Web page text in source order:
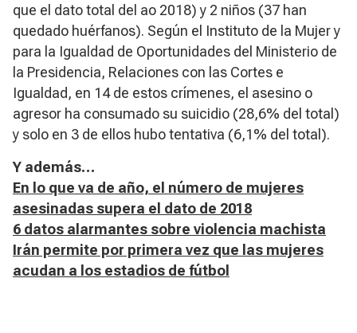
que el dato total del ao 2018) y 2 niños (37 han
quedado huérfanos). Según el Instituto de la Mujer y
para la Igualdad de Oportunidades del Ministerio de
la Presidencia, Relaciones con las Cortes e
Igualdad, en 14 de estos crímenes, el asesino o
agresor ha consumado su suicidio (28,6% del total)
y solo en 3 de ellos hubo tentativa (6,1% del total).
Y además…
En lo que va de año, el número de mujeres
asesinadas supera el dato de 2018
6 datos alarmantes sobre violencia machista
Irán permite por primera vez que las mujeres
acudan a los estadios de fútbol